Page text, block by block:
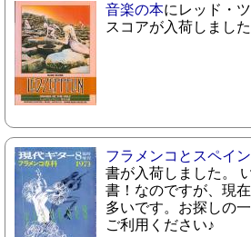
音楽の本にレッド・
スコアが入荷しました
フラメンコとスペイ
書が入荷しました。
書！なのですが、現
多いです。お探しの
ご利用ください♪